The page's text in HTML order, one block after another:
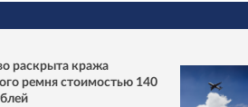
раскрыта кража
ремня стоимостью 140